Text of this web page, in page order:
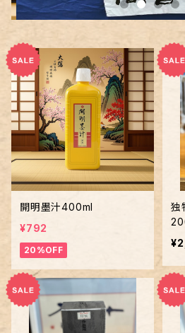
開明墨汁400ml
¥792
20%OFF
独
っ